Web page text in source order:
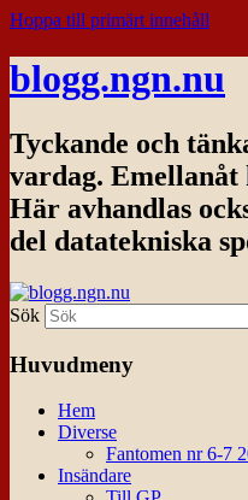
Hoppa till primärt innehåll
blogg.ngn.nu
Tyckande och
vardag.
Här avhandlas
del datatekniska
Sök
Huvudmeny
Hem
Diverse
Fantomen nr 6-7
Insändare